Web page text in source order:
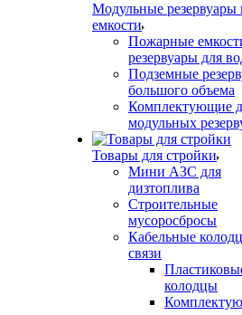
Модульные резервуары
емкости
Пожарные
резервуары для
Подземные
большого объема
Комплектующие
модульных
Товары для стройки
Мини АЗС для
дизтоплива
Строительные
мусоросбросы
Кабельные
связи
колодцы